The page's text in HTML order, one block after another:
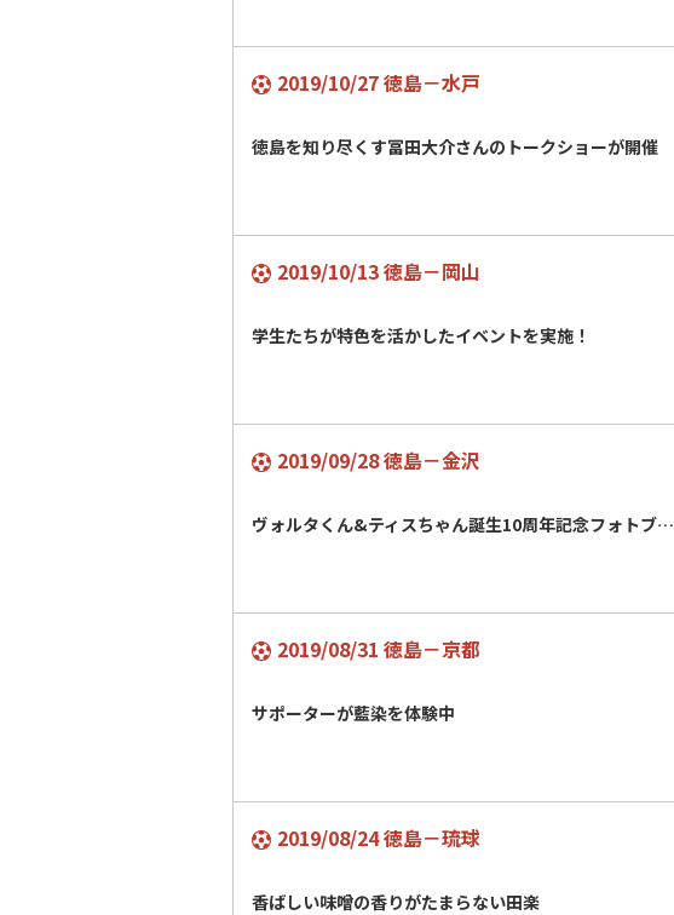
2019/10/27 徳島－水戸
徳島を知り尽くす冨田大介さんのトークショーが開催
2019/10/13 徳島－岡山
学生たちが特色を活かしたイベントを実施！
2019/09/28 徳島－金沢
ヴォルタくん&ティスちゃん誕生10周年記念フォトブ…
2019/08/31 徳島－京都
サポーターが藍染を体験中
2019/08/24 徳島－琉球
香ばしい味噌の香りがたまらない田楽